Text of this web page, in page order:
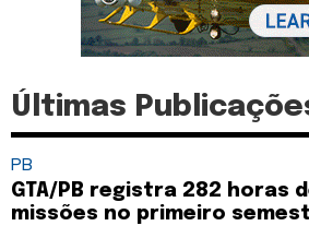
Últimas
PB
GTA/PB registra 282 horas
missões no primeiro